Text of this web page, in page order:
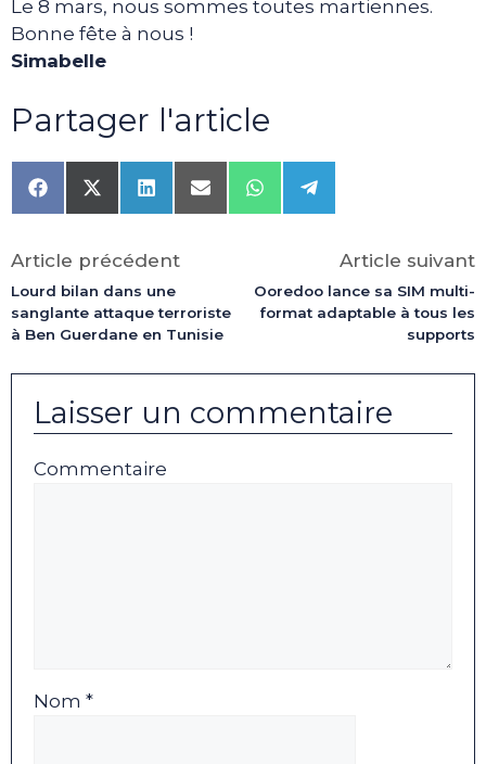
Le 8 mars, nous sommes toutes martiennes.
Bonne fête à nous !
Simabelle
Partager l'article
Share
on
Share
on
(Twitter)
Share
on
Share
on
Share
on
Share
on
Article précédent
Lourd bilan dans une
sanglante attaque terroriste
à Ben Guerdane en Tunisie
Article suivant
Ooredoo lance sa SIM multi-
format adaptable à tous les
supports
Laisser un commentaire
Commentaire
Nom *